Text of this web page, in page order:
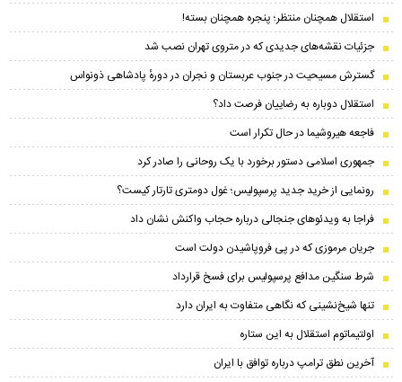
استقلال همچنان منتظر؛ پنجره همچنان بسته!
جزئیات نقشه‌های جدیدی که در متروی تهران نصب شد
گسترش مسیحیت در جنوب عربستان و نجران در دورهٔ پادشاهی ذونواس
استقلال دوباره به رضاییان فرصت داد؟
فاجعه هیروشیما در حال تکرار است
جمهوری اسلامی دستور برخورد با یک روحانی را صادر کرد
رونمایی از خرید جدید پرسپولیس؛ غول دومتری تارتار کیست؟
فراجا به ویدئوهای جنجالی درباره حجاب واکنش نشان داد
جریان مرموزی که در پی فروپاشیدن دولت است
شرط سنگین مدافع پرسپولیس برای فسخ قرارداد
تنها شیخ‌نشینی که نگاهی متفاوت به ایران دارد
اولتیماتوم استقلال به این ستاره
آخرین نطق ترامپ درباره توافق با ایران